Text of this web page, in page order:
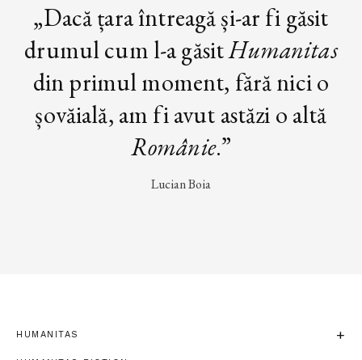
„Dacă țara întreagă și-ar fi găsit
drumul cum l-a găsitHumanitas
din primul moment, fără nici o
șovăială, am fi avut astăzi o altă
Românie.”
Lucian Boia
HUMANITAS